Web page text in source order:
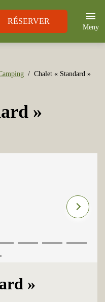
RÉSERVER
Meny
Chalet « Standard »
»
»